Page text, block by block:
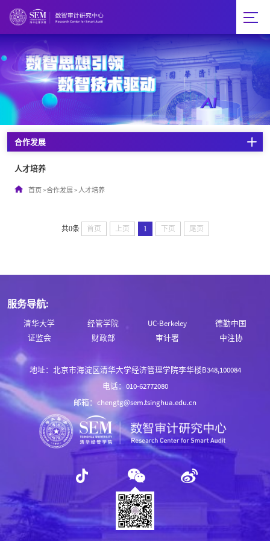
合作发展
人才培养
首页>合作发展>人才培养
共0条 首页 上页 1 下页 尾页
服务导航:
清华大学 经管学院 UC-Berkeley
德勤中国
证监会
财政部 审计署 中注协
地址：北京市海淀区清华大学经济管理学院李华楼B348,100084
电话：010-62772080
邮箱：chengtg@sem.tsinghua.edu.cn